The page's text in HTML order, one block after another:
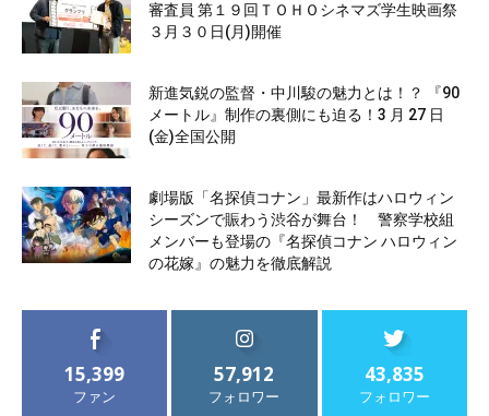
審査員 第１９回ＴＯＨＯシネマズ学生映画祭
３月３０日(月)開催
新進気鋭の監督・中川駿の魅力とは！？ 『90
メートル』制作の裏側にも迫る！3 月 27 日
(金)全国公開
劇場版「名探偵コナン」最新作はハロウィン
シーズンで賑わう渋谷が舞台！ 警察学校組
メンバーも登場の『名探偵コナン ハロウィン
の花嫁』の魅力を徹底解説
15,399
ファン
57,912
フォロワー
43,835
フォロワー